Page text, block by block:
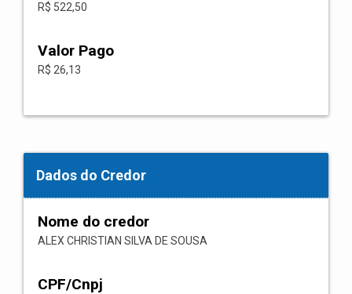
R$ 522,50
Valor Pago
R$ 26,13
Dados do Credor
Nome do credor
ALEX CHRISTIAN SILVA DE SOUSA
CPF/Cnpj